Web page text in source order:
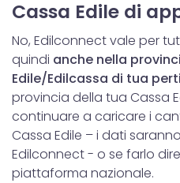
Cassa Edile di
No, Edilconnect vale per
quindi anche nella
Edile/Edilcassa di tua
provincia della tua Cassa
continuare a caricare i
Cassa Edile – i dati
Edilconnect - o se farlo
piattaforma nazionale.